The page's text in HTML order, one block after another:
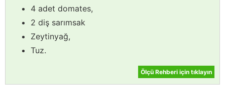
4 adet domates,
2 diş sarımsak
Zeytinyağ,
Tuz.
Ölçü Rehberi için tıklayın